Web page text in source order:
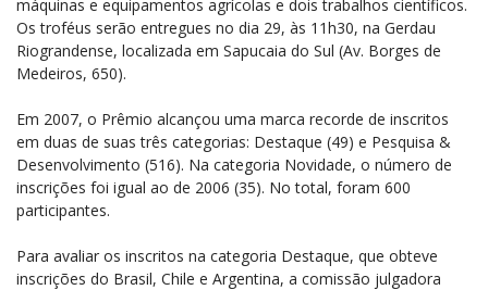
máquinas e equipamentos agrícolas e dois trabalhos científicos.
Os troféus serão entregues no dia 29, às 11h30, na Gerdau
Riograndense, localizada em Sapucaia do Sul (Av. Borges de
Medeiros, 650).
Em 2007, o Prêmio alcançou uma marca recorde de inscritos
em duas de suas três categorias: Destaque (49) e Pesquisa &
Desenvolvimento (516). Na categoria Novidade, o número de
inscrições foi igual ao de 2006 (35). No total, foram 600
participantes.
Para avaliar os inscritos na categoria Destaque, que obteve
inscrições do Brasil, Chile e Argentina, a comissão julgadora